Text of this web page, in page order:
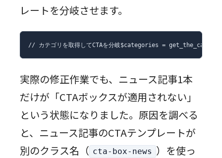
レートを分岐させます。
// カテゴリを取得してCTAを分岐$categories =
実際の修正作業でも、ニュース記事1本
だけが「CTAボックスが適用されない」
という状態になりました。原因を調べる
と、ニュース記事のCTAテンプレートが
別のクラス名（ cta-box-news ）を使っ